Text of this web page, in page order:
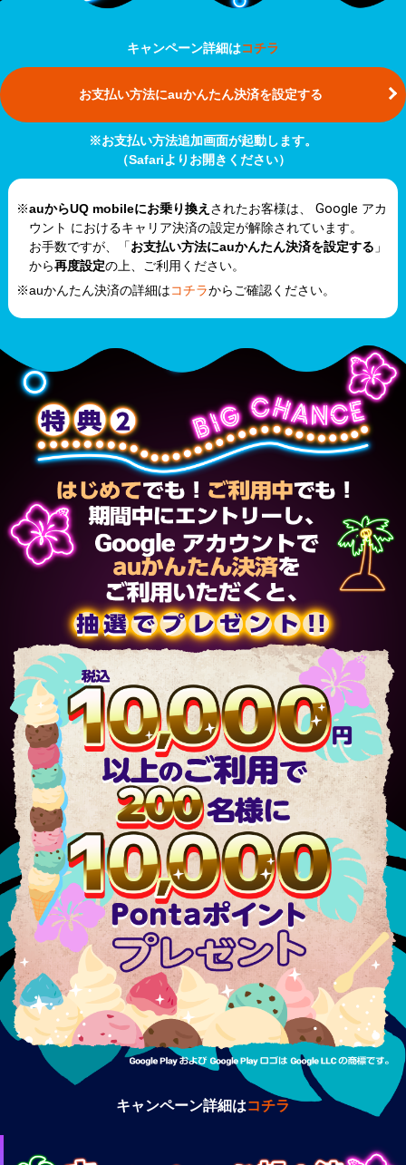
キャンペーン詳細はコチラ
お支払い方法にauかんたん決済を設定する
※お支払い方法追加画面が起動します。
（Safariよりお開きください）
※auからUQ mobileにお乗り換え されたお客様は、
Google アカ
ウント におけるキャリア決済の設定が解除されています。
お手数ですが、「お支払い方法にauかんたん決済を設定する 」
から再度設定の上、ご利用ください。
※auかんたん決済の詳細はコチラからご確認ください。
キャンペーン詳細はコチラ